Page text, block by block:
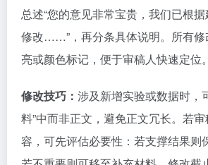
总述“您的意见非常宝贵，我们已根
修改……”，再分条具体说明。所有修
亮或颜色标记，便于审稿人快速定位。
修改技巧： 涉及新增实验或数据时，
料”中而非正文，避免正文冗长。若
容，可先评估必要性：若支撑结果则